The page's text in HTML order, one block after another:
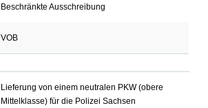
Beschränkte Ausschreibung
VOB
Lieferung von einem neutralen PKW (obere
Mittelklasse) für die Polizei Sachsen